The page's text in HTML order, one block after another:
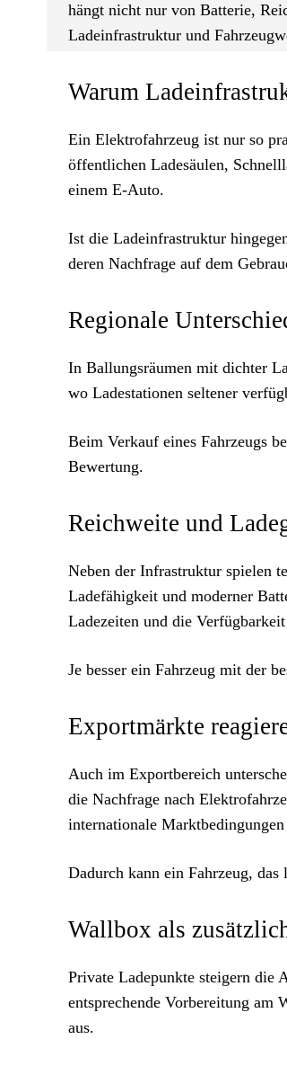
hängt nicht nur von Batterie,
Ladeinfrastruktur und
Warum
Ein Elektrofahrzeug ist nur so
öffentlichen Ladesäulen,
einem E-Auto.
Ist die Ladeinfrastruktur
deren Nachfrage auf dem
Regionale
In Ballungsräumen mit dichter
wo Ladestationen seltener
Beim Verkauf eines Fahrzeugs
Bewertung.
Reichweite und
Neben der Infrastruktur spielen
Ladefähigkeit und moderner
Ladezeiten und die
Je besser ein Fahrzeug mit der
Exportmärkte
Auch im Exportbereich
die Nachfrage nach
internationale
Dadurch kann ein Fahrzeug,
Wallbox als
Private Ladepunkte steigern die
entsprechende Vorbereitung am
aus.